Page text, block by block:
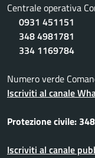
Centrale operativa
0931 451151
348 4981781
334 1169784
Numero verde
Iscriviti al canale
Protezione civile:
Iscriviti al canale